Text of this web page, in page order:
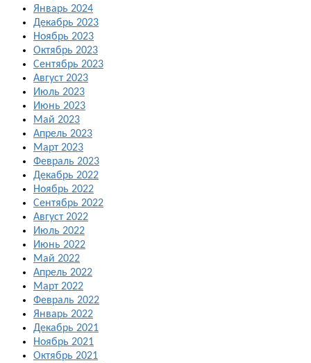
Январь 2024
Декабрь 2023
Ноябрь 2023
Октябрь 2023
Сентябрь 2023
Август 2023
Июль 2023
Июнь 2023
Май 2023
Апрель 2023
Март 2023
Февраль 2023
Декабрь 2022
Ноябрь 2022
Сентябрь 2022
Август 2022
Июль 2022
Июнь 2022
Май 2022
Апрель 2022
Март 2022
Февраль 2022
Январь 2022
Декабрь 2021
Ноябрь 2021
Октябрь 2021